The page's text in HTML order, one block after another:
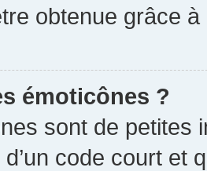
obtenue grâce à
émoticônes ?
sont de petites
d’un code court et